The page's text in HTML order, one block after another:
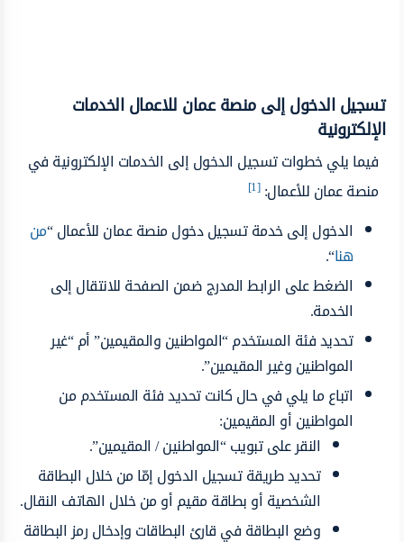
تسجيل الدخول إلى منصة عمان للاعمال الخدمات
الإلكترونية
فيما يلي خطوات تسجيل الدخول إلى الخدمات الإلكترونية في
منصة عمان للأعمال:[1]
الدخول إلى خدمة تسجيل دخول منصة عمان للأعمال “من
هنا“.
الضغط على الرابط المدرج ضمن الصفحة للانتقال إلى
الخدمة.
تحديد فئة المستخدم “المواطنين والمقيمين” أم “غير
المواطنين وغير المقيمين”.
اتباع ما يلي في حال كانت تحديد فئة المستخدم من
المواطنين أو المقيمين:
النقر على تبويب “المواطنين / المقيمين”.
تحديد طريقة تسجيل الدخول إمّا من خلال البطاقة
الشخصية أو بطاقة مقيم أو من خلال الهاتف النقال.
وضع البطاقة في قارئ البطاقات وإدخال رمز البطاقة